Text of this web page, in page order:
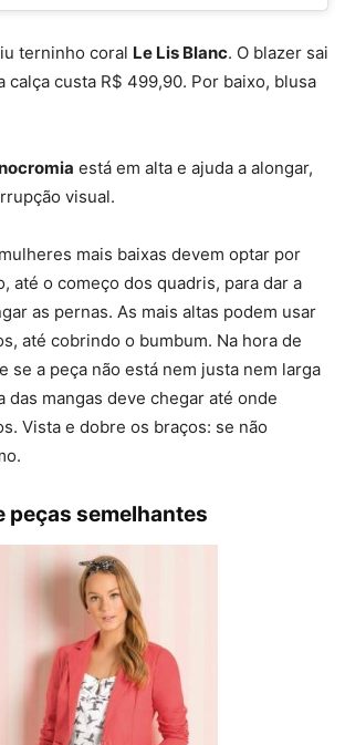
terninho coral Le Lis Blanc. O blazer sai
calça custa R$ 499,90. Por baixo, blusa
está em alta e ajuda a alongar,
visual.
mais baixas devem optar por
até o começo dos quadris, para dar a
as pernas. As mais altas podem usar
até cobrindo o bumbum. Na hora de
se a peça não está nem justa nem larga
das mangas deve chegar até onde
Vista e dobre os braços: se não
peças semelhantes